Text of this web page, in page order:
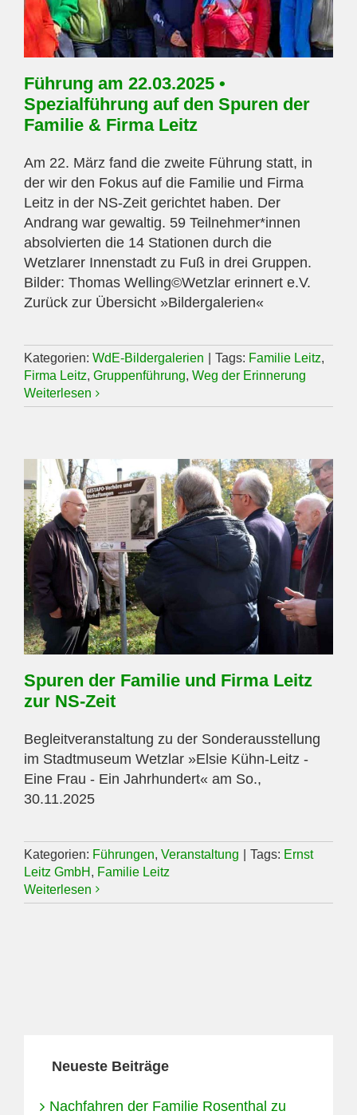
Führung am 22.03.2025 •
Spezialführung auf den Spuren der
Familie & Firma Leitz
Am 22. März fand die zweite Führung statt, in
der wir den Fokus auf die Familie und Firma
Leitz in der NS-Zeit gerichtet haben. Der
Andrang war gewaltig. 59 Teilnehmer*innen
absolvierten die 14 Stationen durch die
Wetzlarer Innenstadt zu Fuß in drei Gruppen.
Bilder: Thomas Welling©Wetzlar erinnert e.V.
Zurück zur Übersicht »Bildergalerien«
Kategorien: WdE-Bildergalerien Tags: Familie Leitz,
Firma Leitz, Gruppenführung, Weg der Erinnerung
Weiterlesen
Spuren der Familie und Firma Leitz
zur NS-Zeit
Begleitveranstaltung zu der Sonderausstellung
im Stadtmuseum Wetzlar »Elsie Kühn-Leitz -
Eine Frau - Ein Jahrhundert« am So.,
30.11.2025
Kategorien: Führungen, Veranstaltung Tags: Ernst
Leitz GmbH , Familie Leitz
Weiterlesen
Neueste Beiträge
Nachfahren der Familie Rosenthal zu